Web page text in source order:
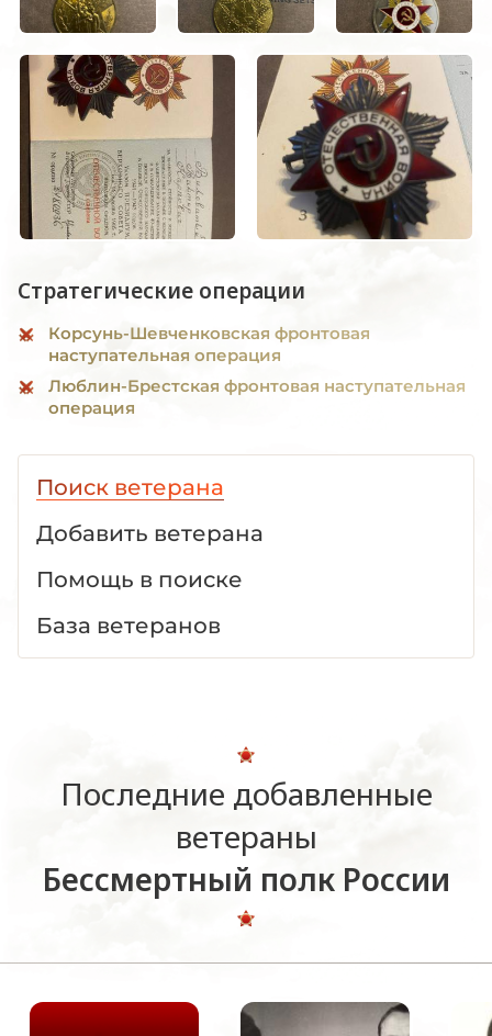
Стратегические операции
Корсунь-Шевченковская фронтовая
наступательная операция
Люблин-Брестская фронтовая наступательная
операция
Поиск ветерана
Добавить ветерана
Помощь в поиске
База ветеранов
Последние добавленные
ветераны
Бессмертный полк России